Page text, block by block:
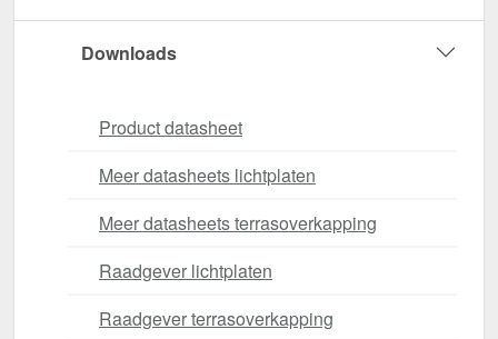
Downloads
Product datasheet
Meer datasheets lichtplaten
Meer datasheets terrasoverkapping
Raadgever lichtplaten
Raadgever terrasoverkapping